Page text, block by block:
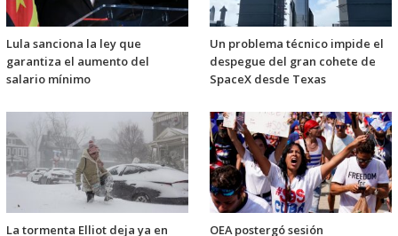
Lula sanciona la ley que
garantiza el aumento del
salario mínimo
Un problema técnico impide el
despegue del gran cohete de
SpaceX desde Texas
La tormenta Elliot deja ya en OEA postergó sesión